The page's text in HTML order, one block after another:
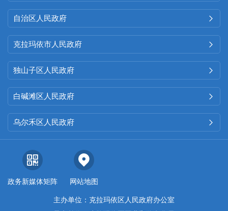
严格落实信息公开条例对依
申请公开工作的要求，配备专职
人员负责做好政府信息依申请公
开工作。2025年克拉玛依区城市
管理局未发生依申请公开政府信
息的情况，未发生不予公开政府
信息的情况
的情况。
（三）政府信息管理情况
我局高度重视政府信息公
自治区人民政府 
克拉玛依市人民政府 
独山子区人民政府 
白碱滩区人民政府 
乌尔禾区人民政府 
政务新媒体矩阵 网站地图
主办单位：克拉玛依区人民政府办公室